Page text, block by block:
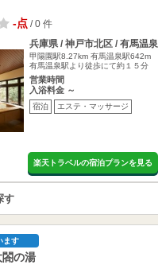
-点/ 0 件
兵庫県 / 神戸市北区 / 有馬温泉
甲陽園駅8.27km 有馬温泉駅642m
有馬温泉駅より徒歩にて約１５分
営業時間
入浴料金 ～
宿泊 エステ・マッサージ
楽天トラベルの宿泊プランを見る
す
ます
の湯